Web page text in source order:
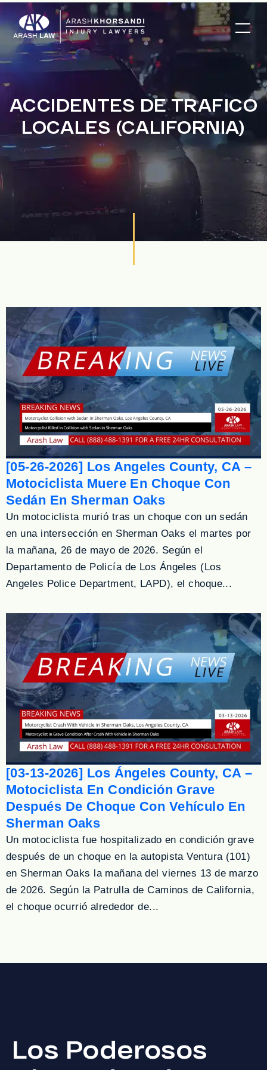
ACCIDENTES DE TRAFICO
LOCALES (CALIFORNIA)
[05-26-2026] Los Angeles County, CA –
Motociclista Muere En Choque Con
Sedán En Sherman Oaks
Un motociclista murió tras un choque con un sedán
en una intersección en Sherman Oaks el martes por
la mañana, 26 de mayo de 2026. Según el
Departamento de Policía de Los Ángeles (Los
Angeles Police Department, LAPD), el choque...
[03-13-2026] Los Ángeles County, CA –
Motociclista En Condición Grave
Después De Choque Con Vehículo En
Sherman Oaks
Un motociclista fue hospitalizado en condición grave
después de un choque en la autopista Ventura (101)
en Sherman Oaks la mañana del viernes 13 de marzo
de 2026. Según la Patrulla de Caminos de California,
el choque ocurrió alrededor de...
Los Poderosos